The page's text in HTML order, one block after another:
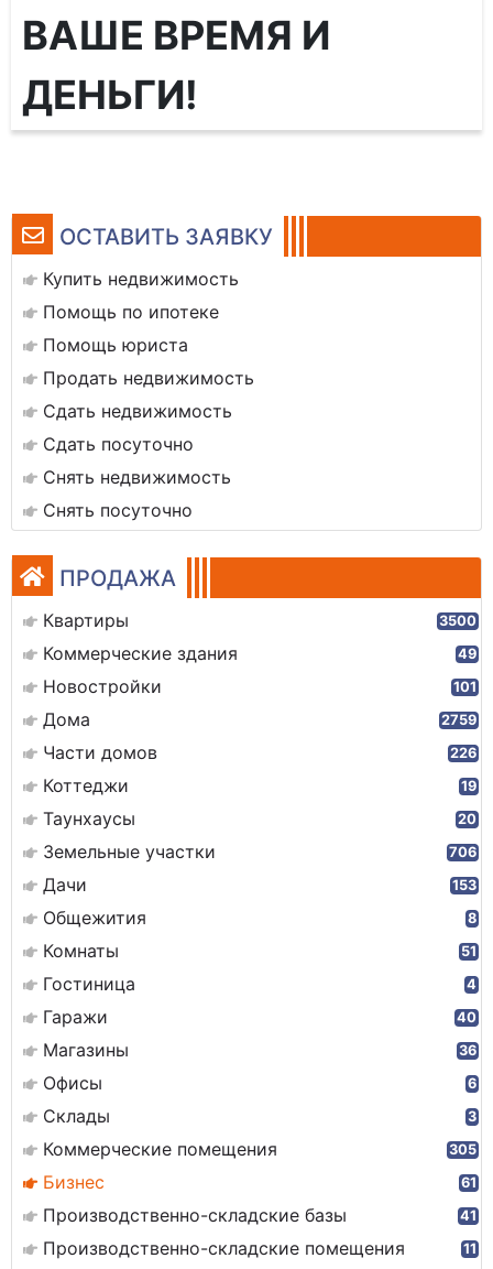
ОСТАВИТЬ ЗАЯВКУ
Купить недвижимость
Помощь по ипотеке
Помощь юриста
Продать недвижимость
Сдать недвижимость
Сдать посуточно
Снять недвижимость
Снять посуточно
ПРОДАЖА
Квартиры 3500
Коммерческие здания 49
Новостройки 101
Дома 2759
Части домов 226
Коттеджи 19
Таунхаусы 20
Земельные участки 706
Дачи 153
Общежития 8
Комнаты 51
Гостиница 4
Гаражи 40
Магазины 36
Офисы 6
Склады 3
Коммерческие помещения 305
Бизнес 61
Производственно-складские базы 41
Производственно-складские помещения 11
ВАШЕ ВРЕМЯ И
ДЕНЬГИ!